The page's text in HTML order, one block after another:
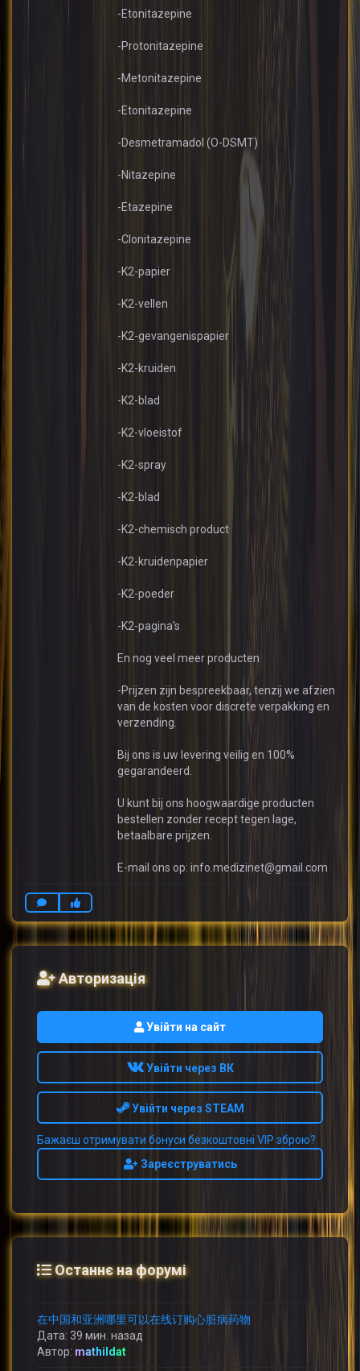
-Etonitazepine
-Protonitazepine
-Metonitazepine
-Etonitazepine
-Desmetramadol (O-DSMT)
-Nitazepine
-Etazepine
-Clonitazepine
-K2-papier
-K2-vellen
-K2-gevangenispapier
-K2-kruiden
-K2-blad
-K2-vloeistof
-K2-spray
-K2-blad
-K2-chemisch product
-K2-kruidenpapier
-K2-poeder
-K2-pagina's
En nog veel meer producten
-Prijzen zijn bespreekbaar, tenzij we afzien
van de kosten voor discrete verpakking en
verzending.
Bij ons is uw levering veilig en 100%
gegarandeerd.
U kunt bij ons hoogwaardige producten
bestellen zonder recept tegen lage,
betaalbare prijzen.
E-mail ons op: info.medizinet@gmail.com
Авторизація
Увійти на сайт
Увійти через ВК
Увійти через STEAM
Бажаєш отримувати бонуси безкоштовні VIP зброю?
Зареєструватись
Останнє на форумі
在中国和亚洲哪里可以在线订购心脏病药物
Дата: 39 мин. назад
Автор: mathildat